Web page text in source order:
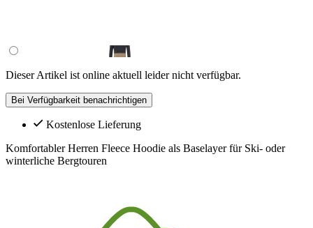
Dieser Artikel ist online aktuell leider nicht verfügbar.
Bei Verfügbarkeit benachrichtigen
Kostenlose Lieferung
Komfortabler Herren Fleece Hoodie als Baselayer für Ski- oder
winterliche Bergtouren